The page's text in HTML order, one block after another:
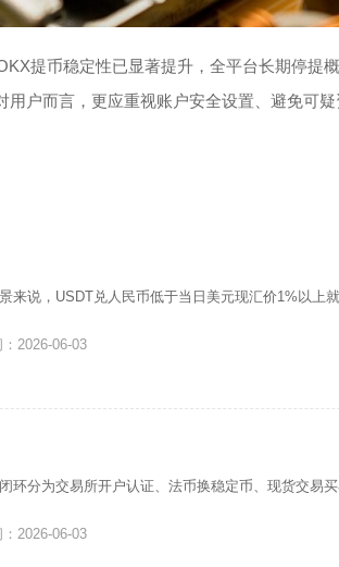
提币稳定性已显著提升，全平台长期停提
户而言，更应重视账户安全设置、避免可
来说，USDT兑人民币低于当日美元现汇价1%以上
：2026-06-03
环分为交易所开户认证、法币换稳定币、现货交易
：2026-06-03